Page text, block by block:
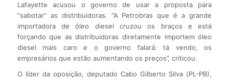
Lafayette acusou o governo de usar a proposta para
“sabotar” as distribuidoras. “A Petrobras que é a grande
importadora de óleo diesel cruzou os braços e está
forçando que as distribuidoras diretamente importem óleo
diesel mais caro e o governo falará: tá vendo, os
empresários que estão aumentando os preços”, criticou.
O líder da oposição, deputado Cabo Gilberto Silva (PL-PB),